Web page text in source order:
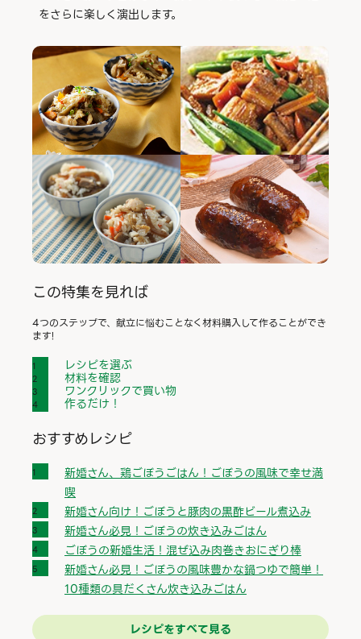
をさらに楽しく演出します。
この特集を見れば
4つのステップで、献立に悩むことなく材料購入して作ることができ
ます!
レシピを選ぶ
材料を確認
ワンクリックで買い物
作るだけ！
おすすめレシピ
新婚さん、鶏ごぼうごはん！ごぼうの風味で幸せ満
喫
新婚さん向け！ごぼうと豚肉の黒酢ビール煮込み
新婚さん必見！ごぼうの炊き込みごはん
ごぼうの新婚生活！混ぜ込み肉巻きおにぎり棒
新婚さん必見！ごぼうの風味豊かな鍋つゆで簡単！
10種類の具だくさん炊き込みごはん
レシピをすべて見る